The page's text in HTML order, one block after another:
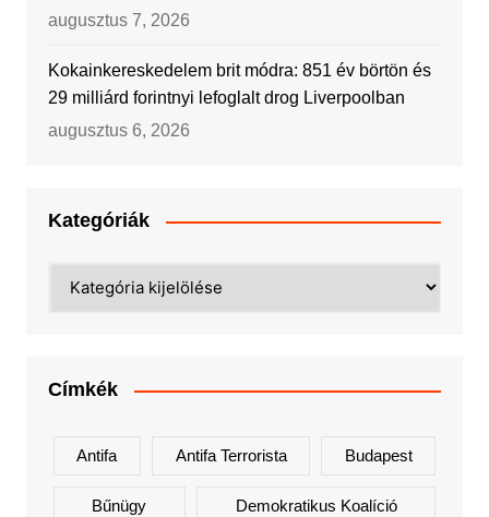
augusztus 7, 2026
Kokainkereskedelem brit módra: 851 év börtön és
29 milliárd forintnyi lefoglalt drog Liverpoolban
augusztus 6, 2026
Kategóriák
Címkék
Antifa Antifa Terrorista Budapest
Bűnügy Demokratikus Koalíció